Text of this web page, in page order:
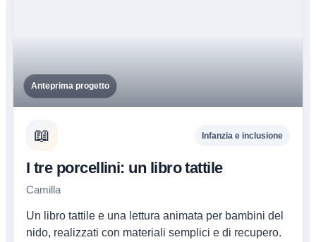
Anteprima progetto
📖 Infanzia e inclusione
I tre porcellini: un libro tattile
Camilla
Un libro tattile e una lettura animata per bambini del
nido, realizzati con materiali semplici e di recupero.